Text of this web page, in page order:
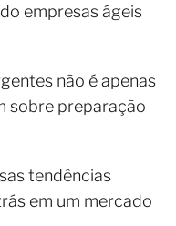
empresas ágeis
não é apenas
sobre preparação
tendências
em um mercado